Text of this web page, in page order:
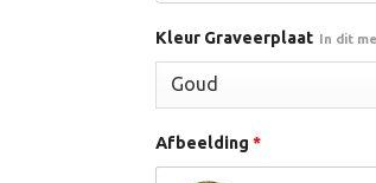
Kleur Graveerplaat In dit
Afbeelding *